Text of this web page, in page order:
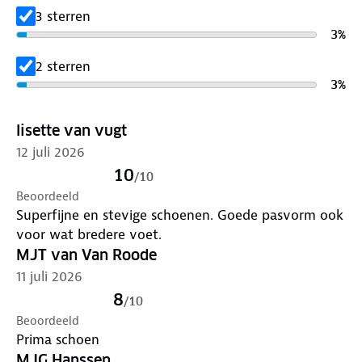
3 sterren
3%
2 sterren
3%
lisette van vugt
12 juli 2026
10/10
Beoordeeld
Superfijne en stevige schoenen. Goede pasvorm ook
voor wat bredere voet.
MJT van Van Roode
11 juli 2026
8/10
Beoordeeld
Prima schoen